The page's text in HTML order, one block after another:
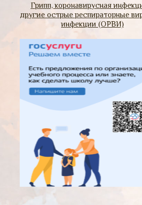
Грипп, коронавирусная
другие острые респираторные
инфекции (ОРВИ)